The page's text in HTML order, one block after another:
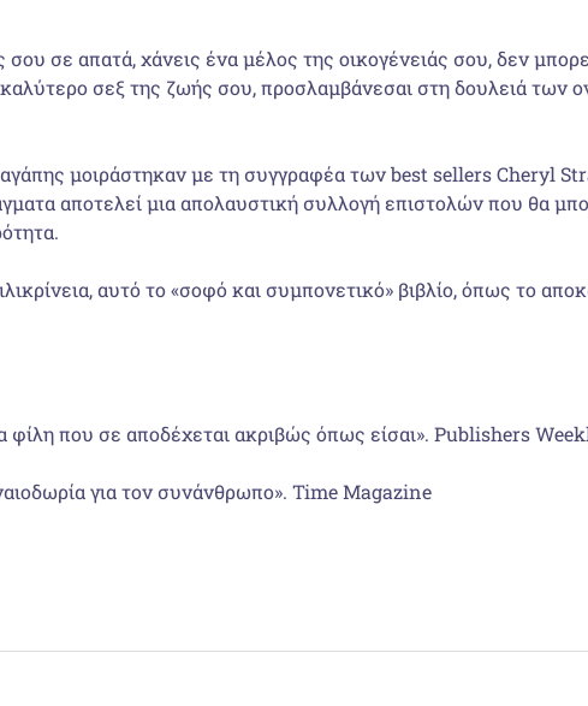
σε απατά, χάνεις ένα μέλος της οικογένειάς σου, δεν
σεξ της ζωής σου, προσλαμβάνεσαι στη δουλειά των
μοιράστηκαν με τη συγγραφέα των best sellers Cheryl
αποτελεί μια απολαυστική συλλογή επιστολών που θα
αυτό το «σοφό και συμπονετικό» βιβλίο, όπως το
φίλη που σε αποδέχεται ακριβώς όπως είσαι». Publishers
για τον συνάνθρωπο». Time Magazine